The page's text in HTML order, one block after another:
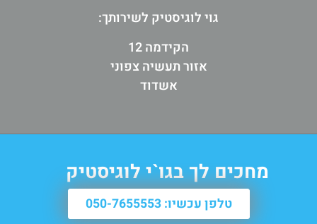
גוי לוגיסטיק לשירותך:
הקידמה 12
אזור תעשיה צפוני
אשדוד
מחכים לך בגו`י לוגיסטיק
טלפן עכשיו: 050-7655553